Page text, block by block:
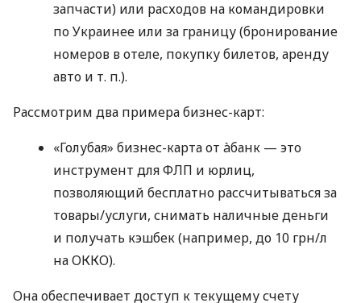
запчасти) или расходов на командировки
по Украинее или за границу (бронирование
номеров в отеле, покупку билетов, аренду
авто и т. п.).
Рассмотрим два примера бизнес-карт:
«Голубая» бизнес-карта от àбанк — это
инструмент для ФЛП и юрлиц,
позволяющий бесплатно рассчитываться за
товары/услуги, снимать наличные деньги
и получать кэшбек (например, до 10 грн/л
на ОККО).
Она обеспечивает доступ к текущему счету